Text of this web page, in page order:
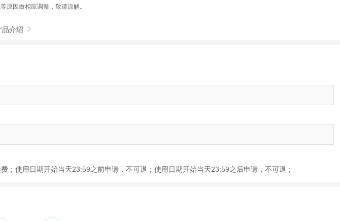
原因做相应调整，敬请谅解。
品介绍 
使用日期开始当天23:59之前申请，不可退；使用日期开始当天23:59之后申请，不可退；